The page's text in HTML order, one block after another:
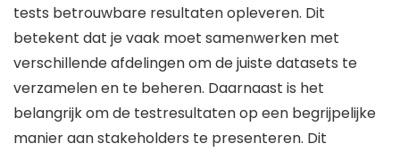
tests betrouwbare resultaten opleveren. Dit
betekent dat je vaak moet samenwerken met
verschillende afdelingen om de juiste datasets te
verzamelen en te beheren. Daarnaast is het
belangrijk om de testresultaten op een begrijpelijke
manier aan stakeholders te presenteren. Dit